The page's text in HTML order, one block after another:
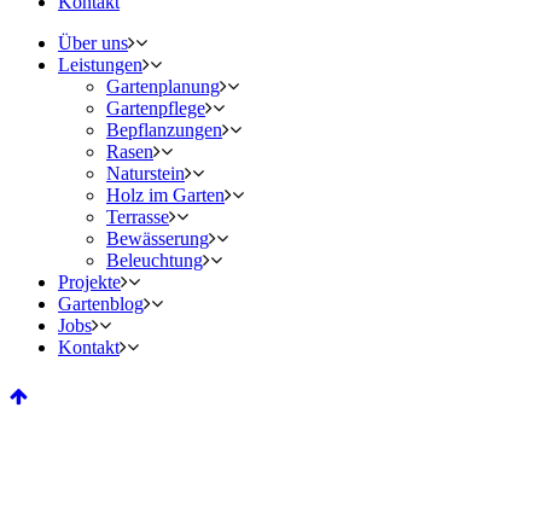
Über uns
Leistungen
Gartenplanung
Gartenpflege
Bepflanzungen
Rasen
Naturstein
Holz im Garten
Terrasse
Bewässerung
Beleuchtung
Projekte
Gartenblog
Jobs
Kontakt